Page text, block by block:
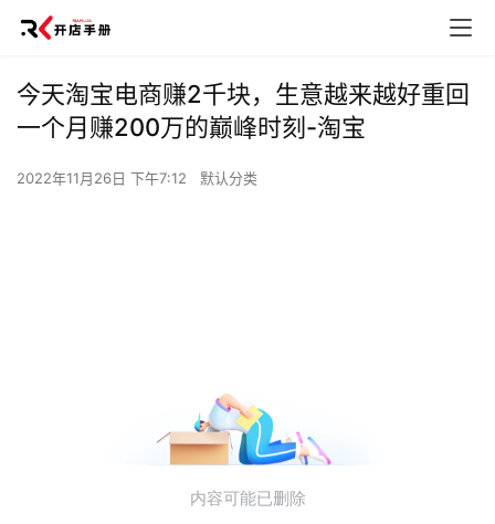
今天淘宝电商赚2千块，生意越来越好重回
一个月赚200万的巅峰时刻-淘宝
2022年11月26日 下午7:12 默认分类